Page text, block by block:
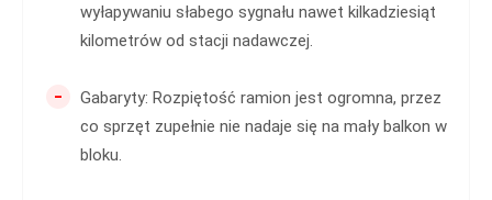
wyłapywaniu słabego sygnału nawet kilkadziesiąt
kilometrów od stacji nadawczej.
-
Gabaryty: Rozpiętość ramion jest ogromna, przez
co sprzęt zupełnie nie nadaje się na mały balkon w
bloku.